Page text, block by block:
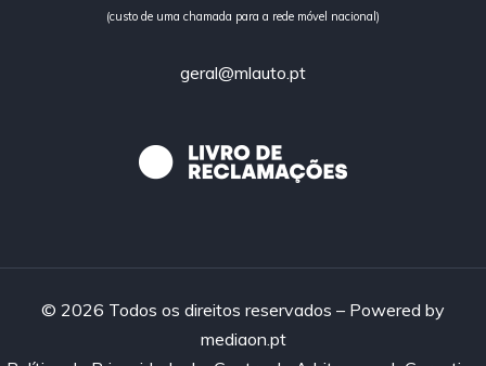
(custo de uma chamada para a rede móvel nacional)
geral@mlauto.pt
© 2026 Todos os direitos reservados – Powered by
mediaon.pt